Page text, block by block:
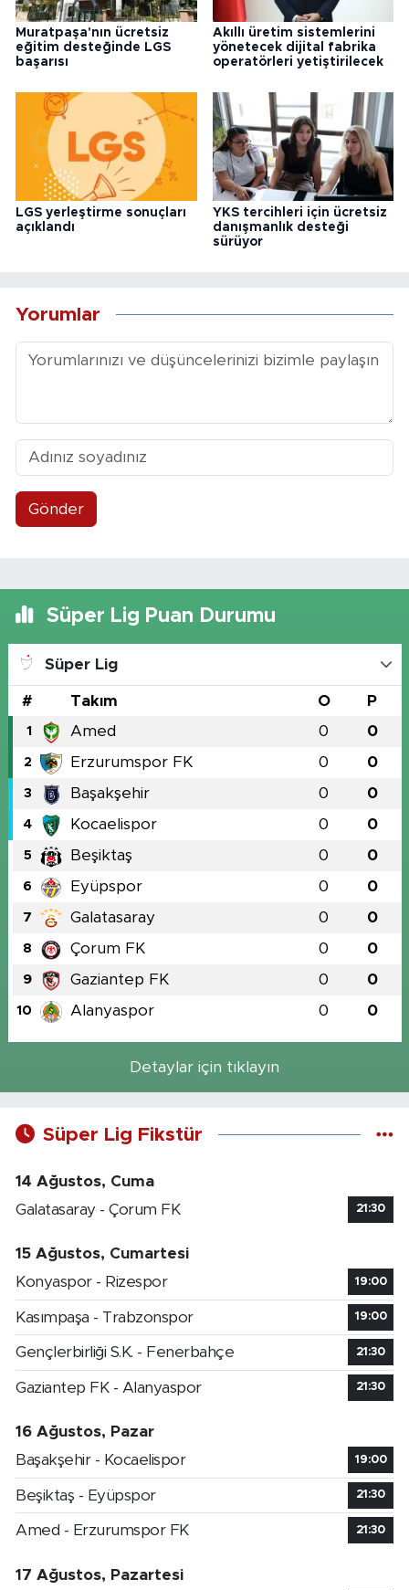
Muratpaşa'nın ücretsiz
eğitim desteğinde LGS
başarısı
Akıllı üretim sistemlerini
yönetecek dijital fabrika
operatörleri yetiştirilecek
LGS yerleştirme sonuçları
açıklandı
YKS tercihleri için ücretsiz
danışmanlık desteği
sürüyor
Yorumlar
Gönder
Süper Lig Puan Durumu
Süper Lig
# Takım O P
1 Amed 0 0
2 Erzurumspor FK 0 0
3 Başakşehir 0 0
4 Kocaelispor 0 0
5 Beşiktaş 0 0
6 Eyüpspor 0 0
7 Galatasaray 0 0
8 Çorum FK 0 0
9 Gaziantep FK 0 0
10 Alanyaspor 0 0
Detaylar için tıklayın
Süper Lig Fikstür
14 Ağustos, Cuma
Galatasaray - Çorum FK
21:30
15 Ağustos, Cumartesi
Konyaspor - Rizespor
19:00
Kasımpaşa - Trabzonspor 19:00
Gençlerbirliği S.K. - Fenerbahçe 21:30
Gaziantep FK - Alanyaspor 21:30
16 Ağustos, Pazar
Başakşehir - Kocaelispor
19:00
Beşiktaş - Eyüpspor 21:30
Amed - Erzurumspor FK 21:30
17 Ağustos, Pazartesi